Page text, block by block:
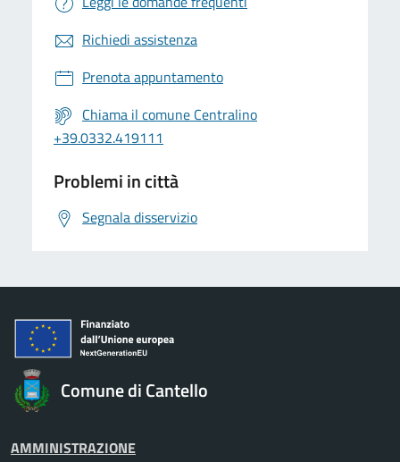
Richiedi assistenza
Prenota appuntamento
Chiama il comune Centralino
+39.0332.419111
Problemi in città
Segnala disservizio
Comune di Cantello
AMMINISTRAZIONE